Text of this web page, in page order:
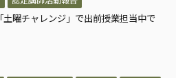
曜チャレンジ」で出前授業担当中で